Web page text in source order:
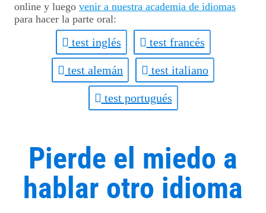
online y luego venir a nuestra academia de idiomas
para hacer la parte oral:
test inglés test francés
test alemán test italiano
test portugués
Pierde el miedo a
hablar otro idioma